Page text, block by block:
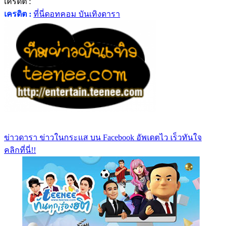
เครดิต : ที่นี่ดอทคอม บันเทิงดารา
ข่าวดารา ข่าวในกระแส บน Facebook อัพเดตไว เร็วทันใจ
คลิกที่นี่!!